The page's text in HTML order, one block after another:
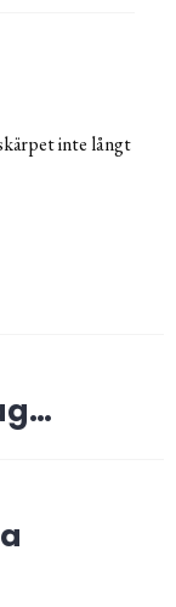
inte långt